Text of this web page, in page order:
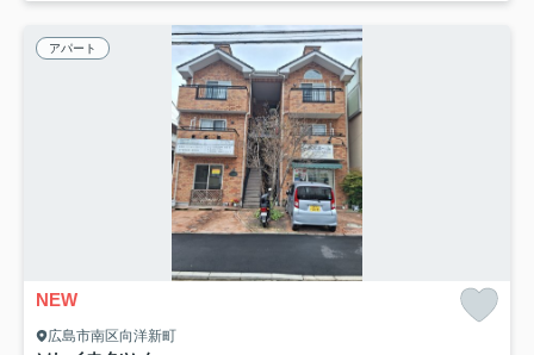
アパート
NEW
広島市南区向洋新町